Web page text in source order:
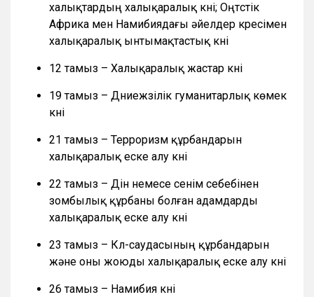
халықтардың халықаралық күні; Оңтүстік
Африка мен Намибиядағы әйелдер күресімен
халықаралық ынтымақтастық күні
12 тамыз – Халықаралық жастар күні
19 тамыз – Дүниежүзілік гуманитарлық көмек
күні
21 тамыз – Терроризм құрбандарын
халықаралық еске алу күні
22 тамыз – Дін немесе сенім себебінен
зомбылық құрбаны болған адамдарды
халықаралық еске алу күні
23 тамыз – Күл-саудасының құрбандарын
және оны жоюды халықаралық еске алу күні
26 тамыз – Намибия күні